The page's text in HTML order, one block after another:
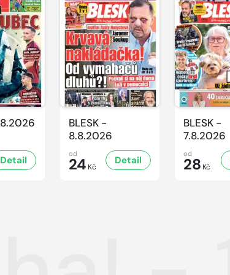
Detail
BLESK -
8.8.2026
od
24 Kč
Detail
BLESK -
7.8.2026
od
28 Kč